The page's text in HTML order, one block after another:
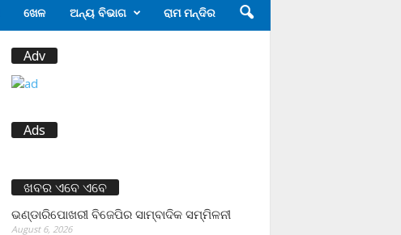
ଖେଳ ଅନ୍ୟ ବିଭାଗ ରାମ ମନ୍ଦିର
Adv
Ads
ଖବର ଏବେ ଏବେ
ଭଣ୍ଡାରିପୋଖରୀ ବିଜେପିର ସାମ୍ବାଦିକ ସମ୍ମିଳନୀ
August 6, 2026